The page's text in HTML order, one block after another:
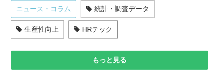
ニュース・コラム 統計・調査データ
生産性向上 HRテック
もっと見る